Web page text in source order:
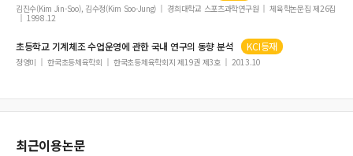
김진수(Kim Jin-Soo), 김수정(Kim Soo-Jung) 경희대학교 스포츠과학연구원
체육학논문집 제26집
1998.12
초등학교 기계체조수업운영에 관한 국내 연구의 동향 분석 KCI등재
정영미 한국초등체육학회 한국초등체육학회지 제19권 제3호 2013.10
최근이용논문